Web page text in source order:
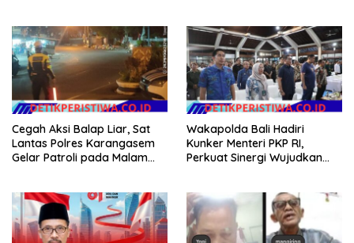
Cegah Aksi Balap Liar, Sat
Lantas Polres Karangasem
Gelar Patroli pada Malam
Wakapolda Bali Hadiri
Kunker Menteri PKP RI,
Perkuat Sinergi Wujudkan